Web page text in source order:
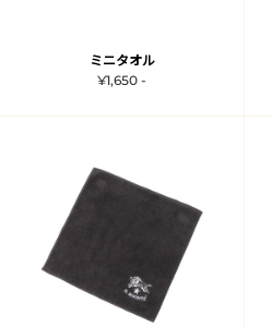
ミニタオル
¥1,650 -